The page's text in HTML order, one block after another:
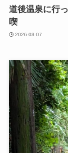
道後温泉に行
喫
2026-03-07